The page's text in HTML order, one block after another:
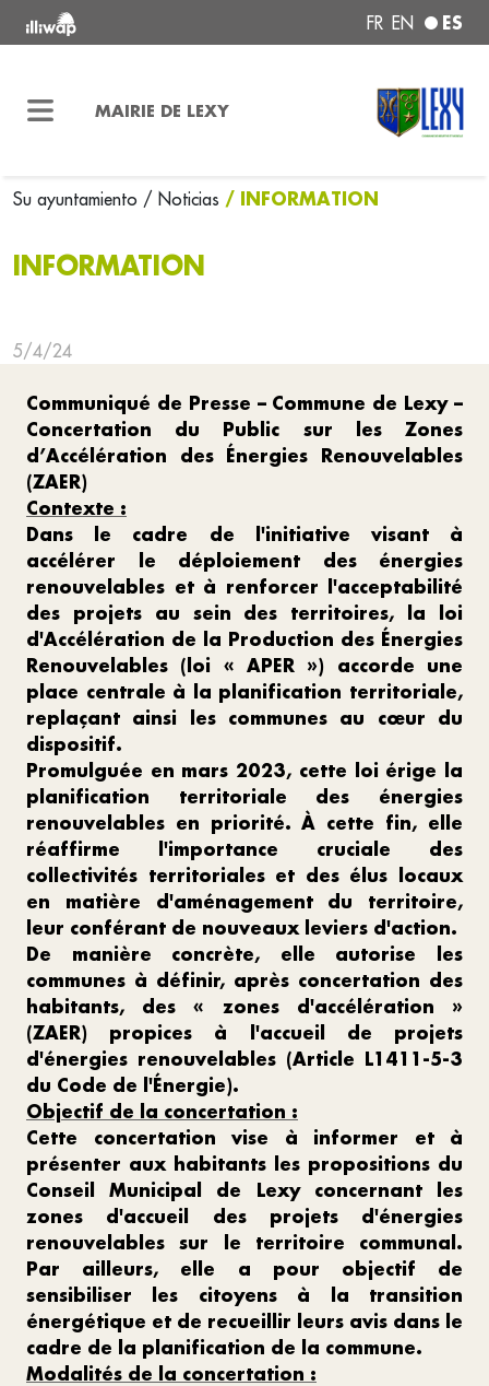
FR EN ES
MAIRIE DE LEXY
Su ayuntamiento / Noticias / INFORMATION
INFORMATION
5/4/24
Communiqué de Presse – Commune de Lexy –
Concertation du Public sur les Zones
d’Accélération des Énergies Renouvelables
(ZAER)
Contexte :
Dans le cadre de l'initiative visant à
accélérer le déploiement des énergies
renouvelables et à renforcer l'acceptabilité
des projets au sein des territoires, la loi
d'Accélération de la Production des Énergies
Renouvelables (loi « APER ») accorde une
place centrale à la planification territoriale,
replaçant ainsi les communes au cœur du
dispositif.
Promulguée en mars 2023, cette loi érige la
planification territoriale des énergies
renouvelables en priorité. À cette fin, elle
réaffirme l'importance cruciale des
collectivités territoriales et des élus locaux
en matière d'aménagement du territoire,
leur conférant de nouveaux leviers d'action.
De manière concrète, elle autorise les
communes à définir, après concertation des
habitants, des « zones d'accélération »
(ZAER) propices à l'accueil de projets
d'énergies renouvelables (Article L1411-5-3
du Code de l'Énergie).
Objectif de la concertation :
Cette concertation vise à informer et à
présenter aux habitants les propositions du
Conseil Municipal de Lexy concernant les
zones d'accueil des projets d'énergies
renouvelables sur le territoire communal.
Par ailleurs, elle a pour objectif de
sensibiliser les citoyens à la transition
énergétique et de recueillir leurs avis dans le
cadre de la planification de la commune.
Modalités de la concertation :